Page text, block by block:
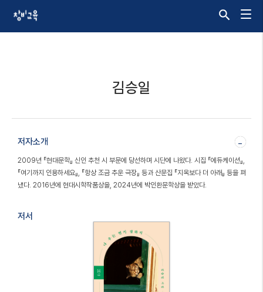
김승일
-
저자소개
2009년 『현대문학』 신인 추천 시 부문에 당선하며 시단에 나왔다. 시집 『에듀케이션』,
『여기까지 인용하세요』, 『항상 조금 추운 극장』 등과 산문집 『지옥보다 더 아래』 등을 펴
냈다. 2016년에 현대시학작품상을, 2024년에 박인환문학상을 받았다.
저서